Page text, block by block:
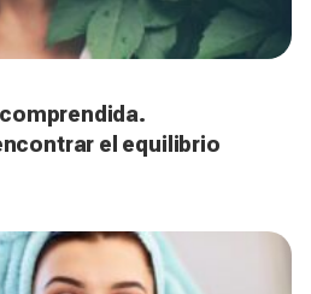
el equilibrio